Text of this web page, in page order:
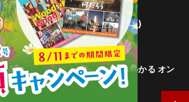
バシーポリシー(毎日新聞出版)
について(毎日新聞社)
めのニュース雑誌「ニュースがわかる オン
ライン」.